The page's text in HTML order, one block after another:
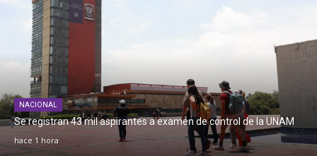
NACIONAL
Se registran 43 mil aspirantes a examen de control de la UNAM
hace 1 hora